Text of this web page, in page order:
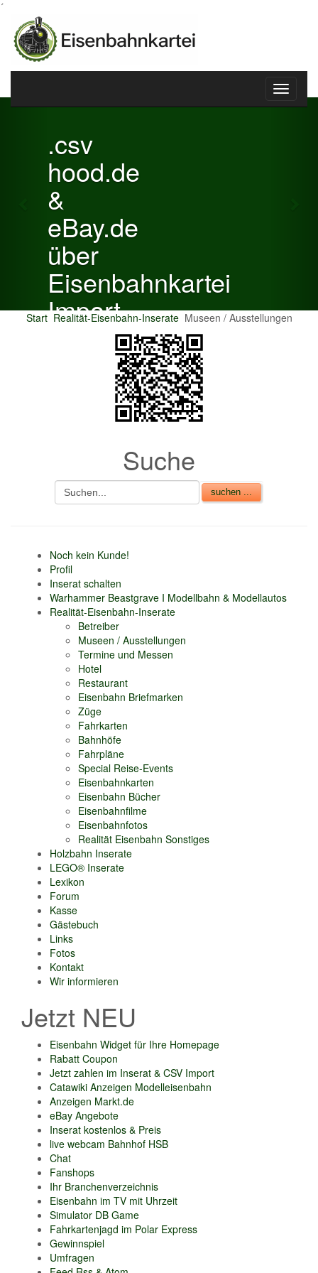
´
Toggle
.csv
hood.de
&
eBay.de
über
Eisenbahnkartei
Import
Verkaufsbetrag an
Gebühren je Inserat
CSV Import
Previous
Start Realität-Eisenbahn-Inserate Museen / Ausstellungen
Suche
Noch kein Kunde!
Profil
Inserat schalten
Warhammer Beastgrave I Modellbahn & Modellautos
Realität-Eisenbahn-Inserate
Betreiber
Museen / Ausstellungen
Termine und Messen
Hotel
Restaurant
Eisenbahn Briefmarken
Züge
Fahrkarten
Bahnhöfe
Fahrpläne
Special Reise-Events
Eisenbahnkarten
Eisenbahn Bücher
Eisenbahnfilme
Eisenbahnfotos
Realität Eisenbahn Sonstiges
Holzbahn Inserate
LEGO® Inserate
Lexikon
Forum
Kasse
Gästebuch
Links
Fotos
Kontakt
Wir informieren
Jetzt NEU
Eisenbahn Widget für Ihre Homepage
Rabatt Coupon
Jetzt zahlen im Inserat & CSV Import
Catawiki Anzeigen Modelleisenbahn
Anzeigen Markt.de
eBay Angebote
Inserat kostenlos & Preis
live webcam Bahnhof HSB
Chat
Fanshops
Ihr Branchenverzeichnis
Eisenbahn im TV mit Uhrzeit
Simulator DB Game
Fahrkartenjagd im Polar Express
Gewinnspiel
Umfragen